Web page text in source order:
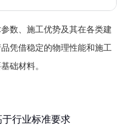
数、施工优势及其在各类建
凭借稳定的物理性能和施工
础材料。
于行业标准要求